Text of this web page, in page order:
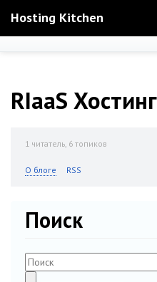
Hosting Kitchen
RIaaS Хостинг
1 читатель, 6 топиков
О блоге RSS
Поиск